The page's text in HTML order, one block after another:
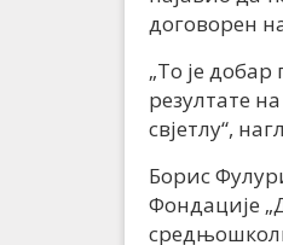
договорен
„То је
резултате
свјетлу“,
Борис
Фондације